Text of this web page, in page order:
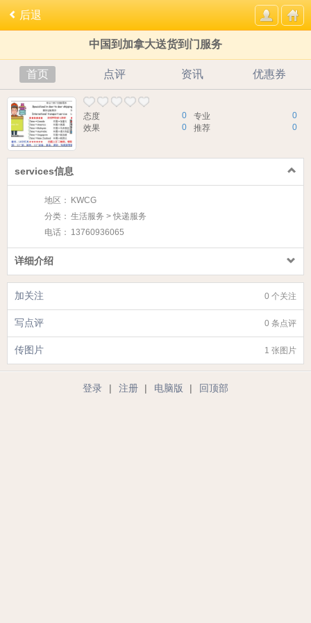
后退
中国到加拿大送货到门服务
首页 点评 资讯 优惠券
0
态度 0
专业
0
效果 0
推荐
services信息
地区：
KWCG
分类： 生活服务 > 快递服务
电话： 13760936065
详细介绍
0 个关注
加关注
0 条点评
写点评
1 张图片
传图片
登录 | 注册 | 电脑版 | 回顶部